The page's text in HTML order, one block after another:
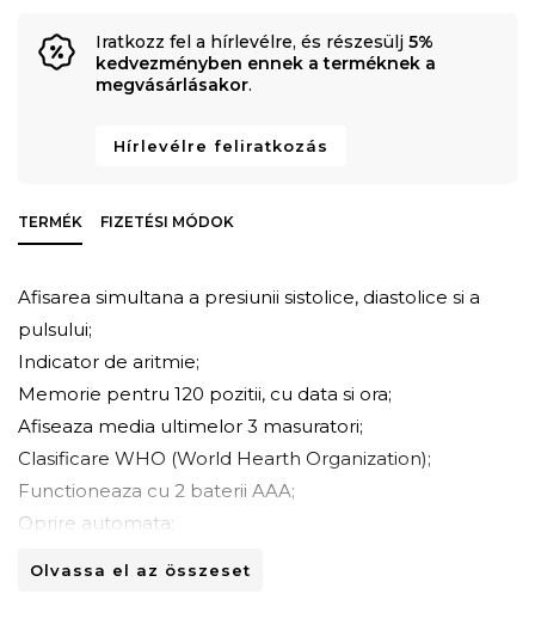
Iratkozz fel a hírlevélre, és részesülj 5%
kedvezményben ennek a terméknek a
megvásárlásakor.
Hírlevélre feliratkozás
TERMÉK FIZETÉSI MÓDOK
Afisarea simultana a presiunii sistolice, diastolice si a
pulsului;
Indicator de aritmie;
Memorie pentru 120 pozitii, cu data si ora;
Afiseaza media ultimelor 3 masuratori;
Clasificare WHO (World Hearth Organization);
Functioneaza cu 2 baterii AAA;
Oprire automata;
Olvassa el az összeset